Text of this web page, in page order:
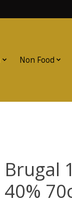
Non Food
Brugal
40%